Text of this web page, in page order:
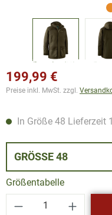
199,99 €
Preise inkl. MwSt. zzgl.
In Größe 48 Lieferzeit
GRÖSSE 48
Größentabelle
Produkt Anzahl: